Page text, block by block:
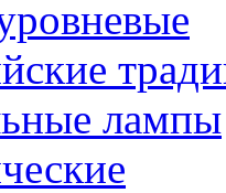
лампы